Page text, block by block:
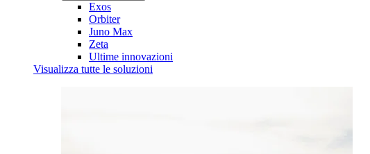
Exos
Orbiter
Juno Max
Zeta
Ultime innovazioni
Visualizza tutte le soluzioni